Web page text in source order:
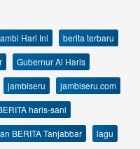
Hari Ini
berita terbaru
Gubernur Al Haris
jambiseru
jambiseru.com
haris-sani
BERITA Tanjabbar
lagu